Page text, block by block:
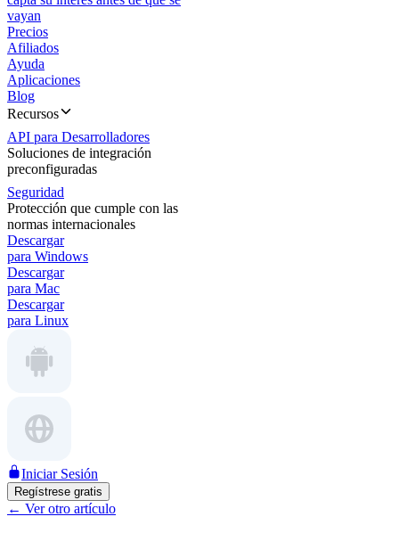
vayan
Precios
Afiliados
Ayuda
Aplicaciones
Blog
Recursos
API para Desarrolladores
Soluciones de integración
preconfiguradas
Seguridad
Protección que cumple con las
normas internacionales
Descargar
para Windows
Descargar
para Mac
Descargar
para Linux
Iniciar Sesión
Regístrese gratis
← Ver otro artículo